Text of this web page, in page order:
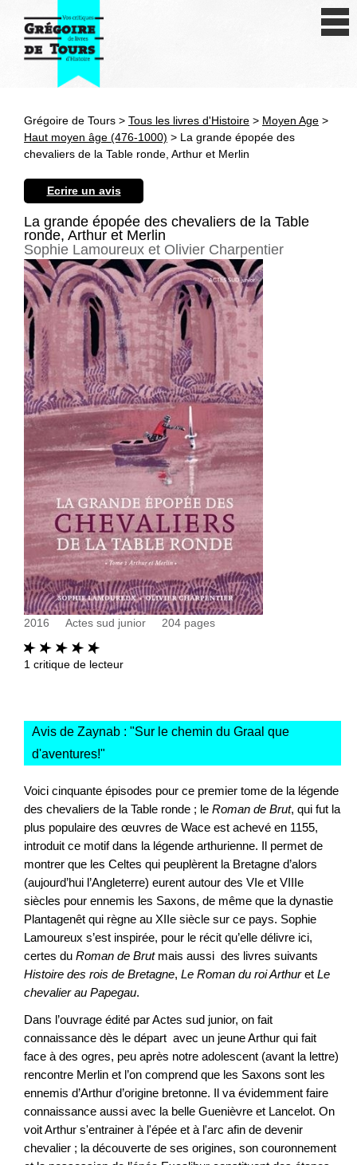
Antiquité
Révolution et XIXe siècle
XXe siècle
Autres civilisations
Thématiques
Grégoire de Tours > Tous les livres d'Histoire > Moyen Age >
Haut moyen âge (476-1000) > La grande épopée des
chevaliers de la Table ronde, Arthur et Merlin
Ecrire un avis
La grande épopée des chevaliers de la Table
ronde, Arthur et Merlin
Sophie Lamoureux et Olivier Charpentier
2016 Actes sud junior 204 pages
1 critique de lecteur
Avis de Zaynab : "Sur le chemin du Graal que
d'aventures!"
Voici cinquante épisodes pour ce premier tome de la légende
des chevaliers de la Table ronde ; le Roman de Brut, qui fut la
plus populaire des œuvres de Wace est achevé en 1155,
introduit ce motif dans la légende arthurienne. Il permet de
montrer que les Celtes qui peuplèrent la Bretagne d’alors
(aujourd’hui l’Angleterre) eurent autour des VIe et VIIIe
siècles pour ennemis les Saxons, de même que la dynastie
Plantagenêt qui règne au XIIe siècle sur ce pays. Sophie
Lamoureux s’est inspirée, pour le récit qu’elle délivre ici,
certes du Roman de Brutmais aussi des livres suivants
Histoire des rois de Bretagne, Le Roman du roi Arthuret Le
chevalier au Papegau.
Dans l’ouvrage édité par Actes sud junior, on fait
connaissance dès le départ avec un jeune Arthur qui fait
face à des ogres, peu après notre adolescent (avant la lettre)
rencontre Merlin et l’on comprend que les Saxons sont les
ennemis d’Arthur d’origine bretonne. Il va évidemment faire
connaissance aussi avec la belle Guenièvre et Lancelot. On
voit Arthur s'entrainer à l'épée et à l'arc afin de devenir
chevalier ; la découverte de ses origines, son couronnement